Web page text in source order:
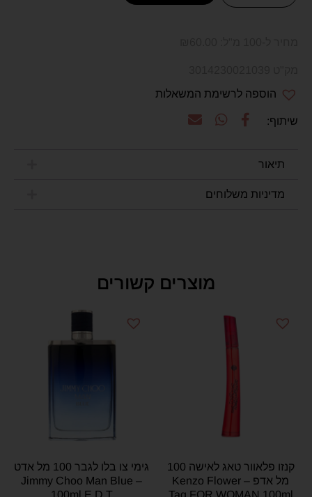
הוספה לרשימת המשאלות
תיאור
מדיניות משלוחים
מוצרים קשורים
קנזו פלאוור טאג לאישה 100
מל אדפ – Kenzo Flower
Tag FOR WOMAN 100ml
גימי צו בלו לגבר 100 מל אדט
– Jimmy Choo Man Blue
100ml E.D.T